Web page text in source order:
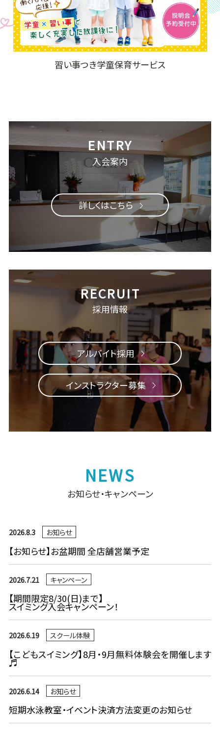
習い事つき学童保育サービス
入会案内
詳しくはこちら
採用情報
アルバイト採用
インストラクター募集
お知らせ・キャンペーン
【お知らせ】お盆期間 全店舗営業予定
2026.8.3 お知らせ
【期間限定8/30(日)まで】
スイミング入会キャンペーン！
2026.7.21 キャンペーン
【こどもスイミング】8月・9月無料体験会を開催します
♬
2026.6.19 スクール体験
短期水泳教室・イベント決済方法変更のお知らせ
2026.6.14 お知らせ